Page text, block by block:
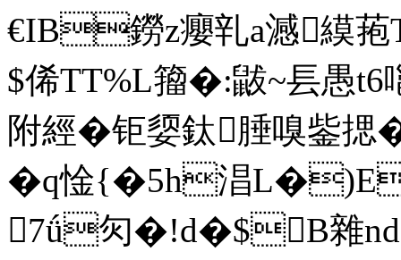
€ΙB鐒z癭乵a澸縸菢
$俙TT%L籀�:鼥~镸愚
附經�钜媭鈦腄嗅鈭
�q惍{�5h淐
7ǘ灳�!d�$B雜